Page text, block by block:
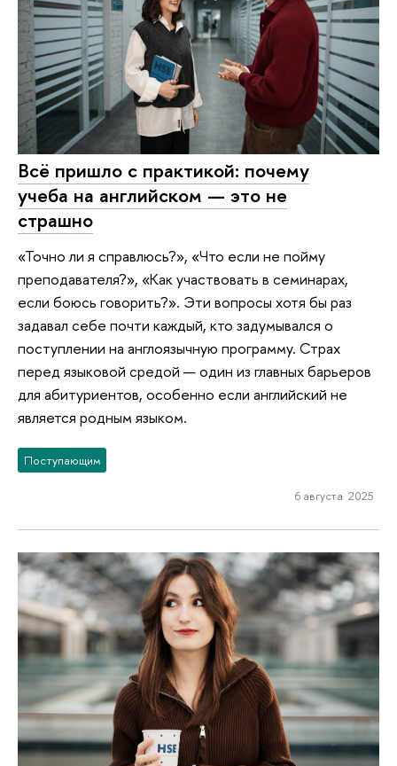
Всё пришло с практикой: почему
учеба на английском — это не
страшно
«Точно ли я справлюсь?», «Что если не пойму
преподавателя?», «Как участвовать в семинарах,
если боюсь говорить?». Эти вопросы хотя бы раз
задавал себе почти каждый, кто задумывался о
поступлении на англоязычную программу. Страх
перед языковой средой — один из главных барьеров
для абитуриентов, особенно если английский не
является родным языком.
Поступающим
6 августа 2025